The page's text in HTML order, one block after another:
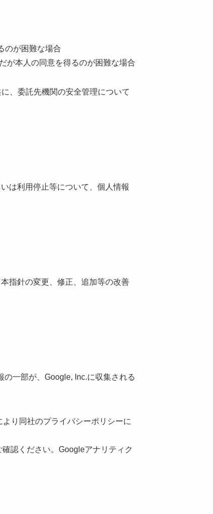
のが困難な場合
が本人の同意を得るのが困難な場合
、委託先機関の安全管理について
は利用停止等について、個人情報
指針の変更、修正、追加等の改善
一部が、Google, Inc.に収集される
り同社のプライバシーポリシーに
認ください。Googleアナリティク